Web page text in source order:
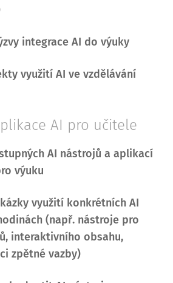
integrace AI do výuky
využití AI ve vzdělávání
AI pro učitele
AI nástrojů a aplikací
výuku
využití konkrétních AI
(např. nástroje pro
interaktivního obsahu,
zpětné vazby)